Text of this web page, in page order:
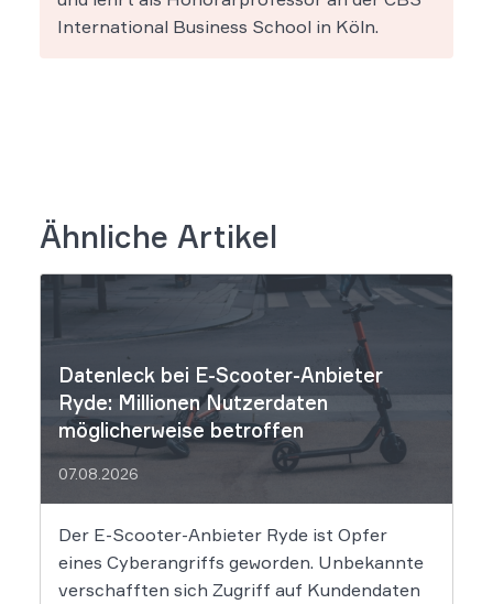
International Business School in Köln.
Ähnliche Artikel
Datenleck bei E-Scooter-Anbieter
Ryde: Millionen Nutzerdaten
möglicherweise betroffen
07.08.2026
Der E-Scooter-Anbieter Ryde ist Opfer
eines Cyberangriffs geworden. Unbekannte
verschafften sich Zugriff auf Kundendaten